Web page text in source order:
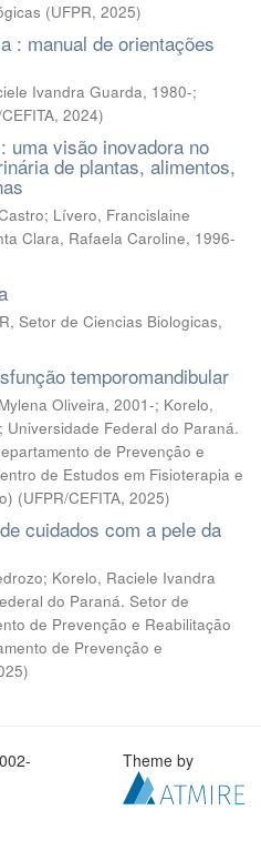
(UFPR, 2025)
: manual de orientações
Ivandra Guarda, 1980-;
, 2024)
uma visão inovadora no
de plantas, alimentos,
Lívero, Francislaine
Clara, Rafaela Caroline, 1996-
Setor de Ciencias Biologicas,
temporomandibular
Oliveira, 2001-; Korelo,
Federal do Paraná.
de Prevenção e
de Estudos em Fisioterapia e
(UFPR/CEFITA, 2025)
cuidados com a pele da
Korelo, Raciele Ivandra
do Paraná. Setor de
de Prevenção e Reabilitação
de Prevenção e
)
Theme by